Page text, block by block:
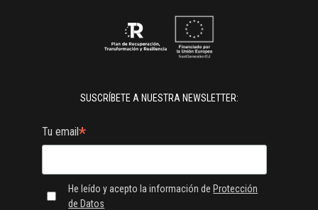
SUSCRÍBETE A NUESTRA NEWSLETTER:
Tu email*
He leído y acepto la información deProtección
de Datos